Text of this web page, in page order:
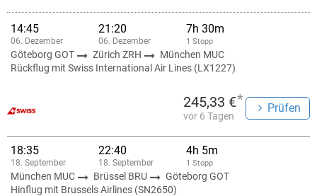
14:45
06. Dezember
21:20
06. Dezember
7h 30m
1 Stopp
Göteborg GOT Zürich ZRH
München MUC
Rückflug mit Swiss International Air Lines (LX1227)
245,33 €*
vor 6 Tagen
Prüfen
18:35
18. September
22:40
18. September
4h 5m
1 Stopp
München MUC Brüssel BRU
Göteborg GOT
Hinflug mit Brussels Airlines (SN2650)